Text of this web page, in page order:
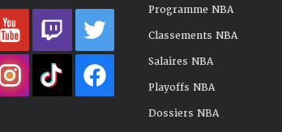
Programme NBA
Classements NBA
Salaires NBA
Playoffs NBA
Dossiers NBA